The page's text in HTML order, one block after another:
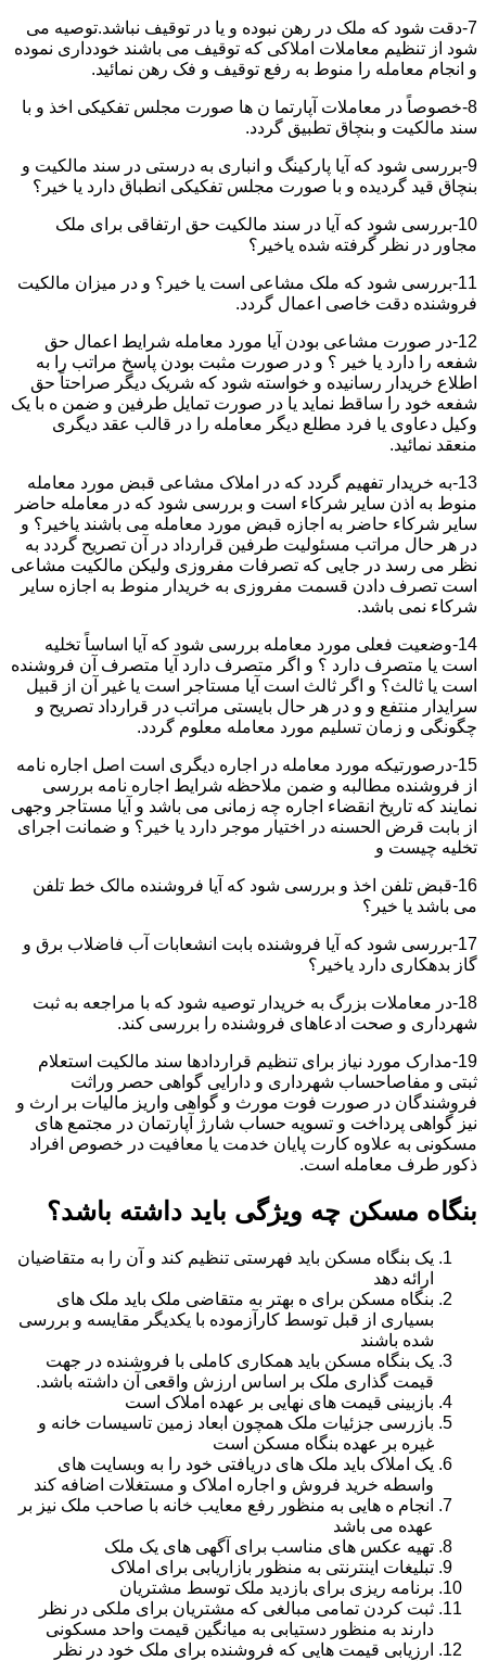
7-دقت شود که ملک در رهن نبوده و یا در توقیف نباشد.توصیه می
شود از تنظیم معاملات املاکی که توقیف می باشند خودداری نموده
و انجام معامله را منوط به رفع توقیف و فک رهن نمائید.
8-خصوصاً در معاملات آپارتما ن ها صورت مجلس تفکیکی اخذ و با
سند مالکیت و بنچاق تطبیق گردد.
9-بررسی شود که آیا پارکینگ و انباری به درستی در سند مالکیت و
بنچاق قید گردیده و با صورت مجلس تفکیکی انطباق دارد یا خیر؟
10-بررسی شود که آیا در سند مالکیت حق ارتفاقی برای ملک
مجاور در نظر گرفته شده یاخیر؟
11-بررسی شود که ملک مشاعی است یا خیر؟ و در میزان مالکیت
فروشنده دقت خاصی اعمال گردد.
12-در صورت مشاعی بودن آیا مورد معامله شرایط اعمال حق
شفعه را دارد یا خیر ؟ و در صورت مثبت بودن پاسخ مراتب را به
اطلاع خریدار رسانیده و خواسته شود که شریک دیگر صراحتاً حق
شفعه خود را ساقط نماید یا در صورت تمایل طرفین و ضمن ه با یک
وکیل دعاوی یا فرد مطلع دیگر معامله را در قالب عقد دیگری
منعقد نمائید.
13-به خریدار تفهیم گردد که در املاک مشاعی قبض مورد معامله
منوط به اذن سایر شرکاء است و بررسی شود که در معامله حاضر
سایر شرکاء حاضر به اجازه قبض مورد معامله می باشند یاخیر؟ و
در هر حال مراتب مسئولیت طرفین قرارداد در آن تصریح گردد به
نظر می رسد در جایی که تصرفات مفروزی ولیکن مالکیت مشاعی
است تصرف دادن قسمت مفروزی به خریدار منوط به اجازه سایر
شرکاء نمی باشد.
14-وضعیت فعلی مورد معامله بررسی شود که آیا اساساً تخلیه
است یا متصرف دارد ؟ و اگر متصرف دارد آیا متصرف آن فروشنده
است یا ثالث؟ و اگر ثالث است آیا مستاجر است یا غیر آن از قبیل
سرایدار منتفع و و در هر حال بایستی مراتب در قرارداد تصریح و
چگونگی و زمان تسلیم مورد معامله معلوم گردد.
15-درصورتیکه مورد معامله در اجاره دیگری است اصل اجاره نامه
از فروشنده مطالبه و ضمن ملاحظه شرایط اجاره نامه بررسی
نمایند که تاریخ انقضاء اجاره چه زمانی می باشد و آیا مستاجر وجهی
از بابت قرض الحسنه در اختیار موجر دارد یا خیر؟ و ضمانت اجرای
تخلیه چیست و
16-قبض تلفن اخذ و بررسی شود که آیا فروشنده مالک خط تلفن
می باشد یا خیر؟
17-بررسی شود که آیا فروشنده بابت انشعابات آب فاضلاب برق و
گاز بدهکاری دارد یاخیر؟
18-در معاملات بزرگ به خریدار توصیه شود که با مراجعه به ثبت
شهرداری و صحت ادعاهای فروشنده را بررسی کند.
19-مدارک مورد نیاز برای تنظیم قراردادها سند مالکیت استعلام
ثبتی و مفاصاحساب شهرداری و دارایی گواهی حصر وراثت
فروشندگان در صورت فوت مورث و گواهی واریز مالیات بر ارث و
نیز گواهی پرداخت و تسویه حساب شارژ آپارتمان در مجتمع های
مسکونی به علاوه کارت پایان خدمت یا معافیت در خصوص افراد
ذکور طرف معامله است.
بنگاه مسکن چه ویژگی باید داشته باشد؟
یک بنگاه مسکن باید فهرستی تنظیم کند و آن را به متقاضیان
ارائه دهد
بنگاه مسکن برای ه بهتر به متقاضی ملک باید ملک های
بسیاری از قبل توسط کارآزموده با یکدیگر مقایسه و بررسی
شده باشند
یک بنگاه مسکن باید همکاری کاملی با فروشنده در جهت
قیمت گذاری ملک بر اساس ارزش واقعی آن داشته باشد.
بازبینی قیمت های نهایی بر عهده املاک است
بازرسی جزئیات ملک همچون ابعاد زمین تاسیسات خانه و
غیره بر عهده بنگاه مسکن است
یک املاک باید ملک های دریافتی خود را به وبسایت های
واسطه خرید فروش و اجاره املاک و مستغلات اضافه کند
انجام ه هایی به منظور رفع معایب خانه با صاحب ملک نیز بر
عهده می باشد
تهیه عکس های مناسب برای آگهی های یک ملک
تبلیغات اینترنتی به منظور بازاریابی برای املاک
برنامه ریزی برای بازدید ملک توسط مشتریان
ثبت کردن تمامی مبالغی که مشتریان برای ملکی در نظر
دارند به منظور دستیابی به میانگین قیمت واحد مسکونی
ارزیابی قیمت هایی که فروشنده برای ملک خود در نظر